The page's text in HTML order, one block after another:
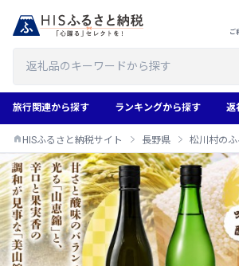
ご
旅行関連から探す ランキングから探す 返
HISふるさと納税サイト 長野県 松川村の